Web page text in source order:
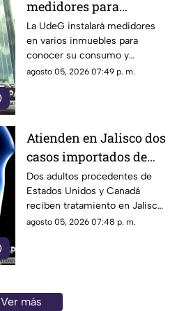
medidores para
comenzar a pagar
consumo de agua al
SIAPA
La UdeG instalará medidores
en varios inmuebles para
conocer su consumo y
comenzar a pagar al SIAPA a
agosto 05, 2026 07:49 p. m.
Atienden en Jalisco dos
casos importados de
ciclosporiasis
Dos adultos procedentes de
Estados Unidos y Canadá
reciben tratamiento en Jalisco
por ciclosporiasis; ambos se
agosto 05, 2026 07:48 p. m.
Ver más